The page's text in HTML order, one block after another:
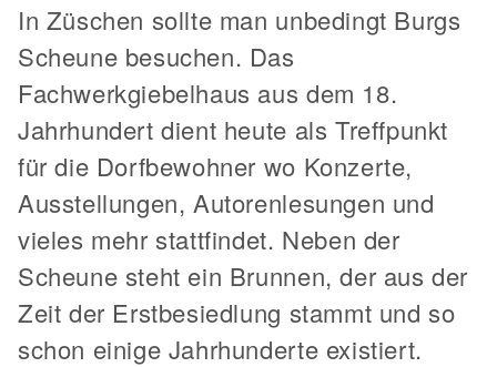
In Züschen sollte man unbedingt Burgs
Scheune besuchen. Das
Fachwerkgiebelhaus aus dem 18.
Jahrhundert dient heute als Treffpunkt
für die Dorfbewohner wo Konzerte,
Ausstellungen, Autorenlesungen und
vieles mehr stattfindet. Neben der
Scheune steht ein Brunnen, der aus der
Zeit der Erstbesiedlung stammt und so
schon einige Jahrhunderte existiert.